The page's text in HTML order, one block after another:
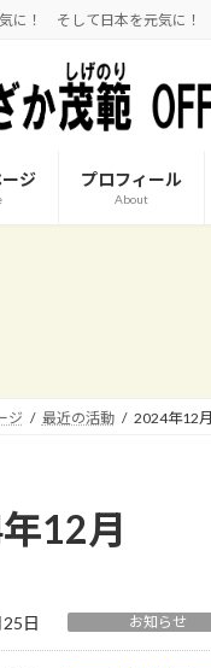
に！ そして日本を元気に！
ージ プロフィール
About
ジ 最近の活動 2024年12月
12月
日 お知らせ